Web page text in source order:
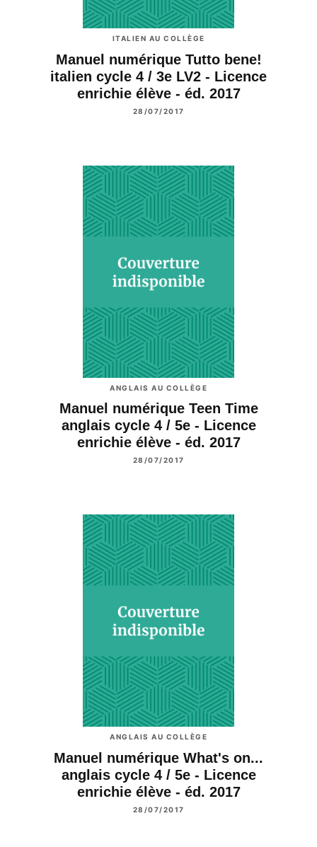
ITALIEN AU COLLÈGE
Manuel numérique Tutto bene!
italien cycle 4 / 3e LV2 - Licence
enrichie élève - éd. 2017
28/07/2017
ANGLAIS AU COLLÈGE
Manuel numérique Teen Time
anglais cycle 4 / 5e - Licence
enrichie élève - éd. 2017
28/07/2017
ANGLAIS AU COLLÈGE
Manuel numérique What's on...
anglais cycle 4 / 5e - Licence
enrichie élève - éd. 2017
28/07/2017